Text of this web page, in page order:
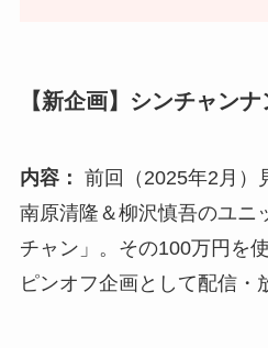
【新企画】シンチャン
内容： 前回（2025年2月）
南原清隆＆柳沢慎吾のユニ
チャン」。その100万円を
ピンオフ企画として配信・